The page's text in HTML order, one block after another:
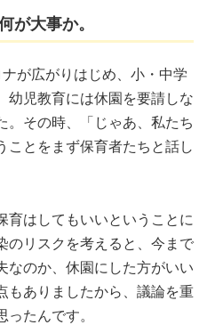
が大事か。
が広がりはじめ、小・中学
幼児教育には休園を要請しな
。その時、「じゃあ、私たち
ことをまず保育者たちと話し
育はしてもいいということに
のリスクを考えると、今まで
なのか、休園にした方がいい
もありましたから、議論を重
たんです。